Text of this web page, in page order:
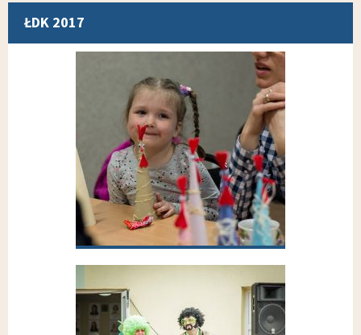
ŁDK 2017
WARSZTATY WIELKANOCNE 2017
WARSZTATY WIELKANOCNE DLA